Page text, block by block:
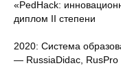
«PedHack:
диплом II степени
2020: Система
— RussiaDidac, RusPro